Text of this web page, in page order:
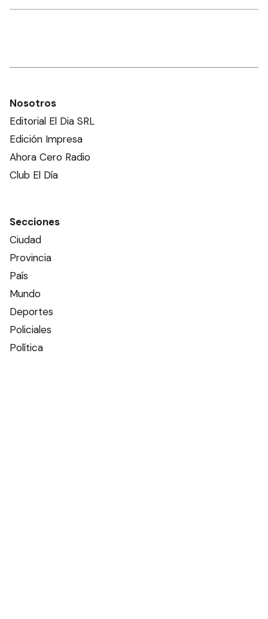
Nosotros
Editorial El Dia SRL
Edición Impresa
Ahora Cero Radio
Club El Día
Secciones
Ciudad
Provincia
País
Mundo
Deportes
Policiales
Política